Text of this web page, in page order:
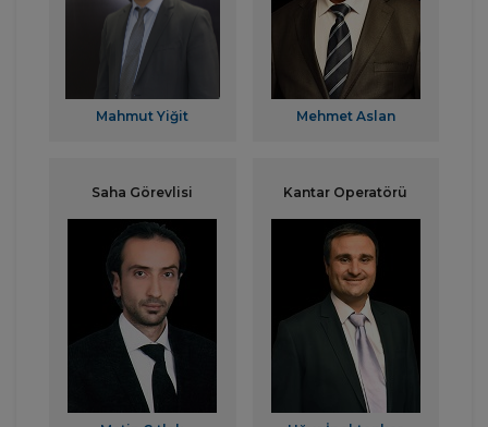
Mahmut Yiğit Mehmet Aslan
Saha Görevlisi Kantar Operatörü